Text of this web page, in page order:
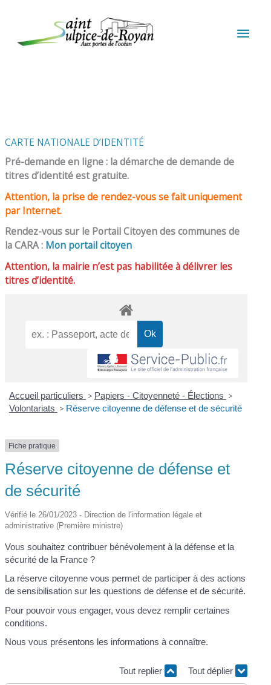
CARTE NATIONALE D’IDENTITÉ
Pré-demande en ligne : la démarche de demande de
titres d’identité est gratuite.
Attention, la prise de rendez-vous se fait uniquement
par Internet.
Rendez-vous sur le Portail Citoyen des communes de
la CARA : Mon portail citoyen
Attention, la mairie n’est pas habilitée à délivrer les
titres d’identité.
Accueil particuliers > Papiers - Citoyenneté - Élections >
Volontariats > Réserve citoyenne de défense et de sécurité
Fiche pratique
Réserve citoyenne de défense et
de sécurité
Vérifié le 26/01/2023 - Direction de l'information légale et
administrative (Première ministre)
Vous souhaitez contribuer bénévolement à la défense et la
sécurité de la France ?
La réserve citoyenne vous permet de participer à des actions
de sensibilisation sur les questions de défense et de sécurité.
Pour pouvoir vous engager, vous devez remplir certaines
conditions.
Nous vous présentons les informations à connaître.
Tout replier Tout déplier